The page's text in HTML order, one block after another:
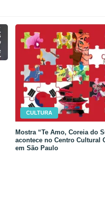
CULTURA
Mostra “Te Amo, Coreia do
acontece no Centro Cultural
em São Paulo